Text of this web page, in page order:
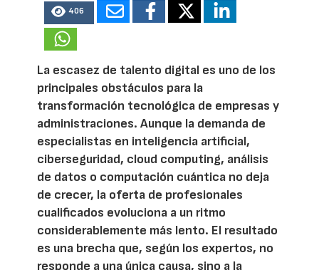
406
La escasez de talento digital es uno de los
principales obstáculos para la
transformación tecnológica de empresas y
administraciones. Aunque la demanda de
especialistas en inteligencia artificial,
ciberseguridad, cloud computing, análisis
de datos o computación cuántica no deja
de crecer, la oferta de profesionales
cualificados evoluciona a un ritmo
considerablemente más lento. El resultado
es una brecha que, según los expertos, no
responde a una única causa, sino a la